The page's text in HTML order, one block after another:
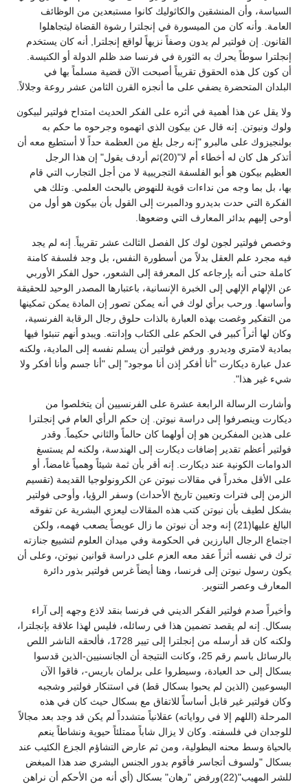
السياسة، وأن المنشقين والكاثوليك كانوا مستبعدين من الوظائف
العامة. وأنه كان من الميسورة في إنجلترا رشوة القضاة ليتجاهلوا
القانون. إن فولتير لم يدون وصفاً نزيهاً لواقع إنجلترا, أنه كان يستخدم
إنجلترا سوطاً يحرك به الثورة في فرنسا ضد ظلم الدولة أو الكنيسة.
أن كون كل هذه الحقوق تقريباً أصبحت الآن قضية مسلماً بها في
البلدان المتحضرة يضفي على ما أنجزه القرن الثامن عشر روعة وجلالاً.
ولا يقل عن هذا أهمية في أثره على الفكر الحديث امتداح فولتير لبيكون
ولوك ونيوتن. إنه قال عن بيكون الذي اتهموه وجرحوه ما حكم به
بولنجيزوك على مالبرو "إنه رجل بلغ من العظمة حداً لا أستطيع معه أن
أتذكر هل كان له أخطاء أم لا"(20)ثم أردف يقول" إن هذا الرجل
العظيم بيكون هو أبو الفلسفة التجريبية لا من أجل التجارب التي قام
بها، بل بما وجه من نداءات قوية للنهوض بالبحث العلمي. وتلك هي
الفكرة التي حدت بديدرو ودالمبرت إلى القول بأن بيكون هو أول من
أوحى إليهم بدائر المعارف التي وضعوها.
وخصص فولتير لجون لوك كل الفصل الثالث عشر تقريباً. إنه لم يجد
فيه مجرد علم العقل بدلاً من أسطورة النفس، بل وجد فلسفة كامنة
كاملة حتى أنه بإرجاعه كل المعرفة إلى الشعور، حول الفكر الأوربي
عن الإلهام الإلهي إلى الخبرة الإنسانية، باعتبارها المصدر الوحيد للحقيقة
وأساسها. ورحب برأي لوك في أنه يمكن تصور إن المادة يمكن تمكينها
من التفكير وغصت بهذه العبارة بالذات حلوق رجال الرقابة الفرنسية،
وكان لها أثراً كبير في الحكم على الكتاب وإدانته. ويبدو أنهم تنبئوا فيها
بمادية لامتري وديدرو. ورفض فولتير أن يسلم نفسه إلى المادية، ولكنه
عدل عبارة ديكارت "أنا أفكر إذن أنا موجود" إلى "أنا جسم وأنا أفكر ولا
شيء غير هذا".
وأشارت الرسالة الرابعة عشرة على الفرنسيين أن يتخلصوا من
ديكارت وينصرفوا إلى دراسة نيوتن. إن حكم الرأي العام في إنجلترا
على هذين المفكرين هو إن أولهما كان حالماً والثاني حكيماً. وقدر
فولتير أعظم تقدير إضافات ديكارت إلى الهندسة، ولكنه لم يستسغ
الدوامات الكونية عند ديكارت. إنه أقر بأن ثمة شيئاً وهمياً غامضاً، أو
على الأقل مخدراً في مقالات نيوتن عن الكرونولوجيا القديمة (تقسيم
الزمن إلى فترات وتعيين تاريخ الأحداث) وسفر الرؤيا، وأوحى فولتير
بشكل لطيف بأن نيوتن كتب هذه المقالات ليعزي البشرية عن تفوقه
البالغ عليها(21) إنه وجد أن نيوتن ما زال عويصاً يصعب فهمه، ولكن
اجتماع الرجال البارزين في الحكومة وفي ميدان العلوم لتشييع جنازته
ترك في نفسه أثراً عقد معه العزم على دراسة قوانين نيوتن، وعلى أن
يكون رسول نيوتن إلى فرنسا، وهنا أيضاً غرس فولتير بذور دائرة
المعارف وعصر التنوير.
وأخيراً صدم فولتير الفكر الديني في فرنسا بنقد لاذع وجهه إلى آراء
بسكال. إنه لم يقصد تضمين هذا في رسائله، فليس لهذا علاقة بإنجلترا،
ولكنه كان قد أرسله من إنجلترا إلى تيير 1728، فألحقه الناشر اللص
بالرسائل باسم رقم 25، وكانت النتيجة أن الجانسنيين-الذين قدسوا
بسكال إلى حد العبادة، وسيطروا على برلمان باريس-، فاقوا الآن
اليسوعيين (الذين لم يحبوا بسكال قط) في استنكار فولتير وشجبه
وكان فولتير غير قابل أساساً للاتفاق مع بسكال حيث كان في هذه
المرحلة (اللهم إلا في رواياته) عقلانياً متشدداً لم يكن قد وجد بعد مجالاً
للوجدان في فلسفته. وكان لا يزال شاباً ممتلئاً حيوية ونشاطاً ينعم
بالحياة وسط محنه البطولية، ومن ثم عارض التشاؤم الجزع الكئيب عند
بسكال "ولسوف أتجاسر فأقوم بدور الجنس البشري ضد هذا المبغض
للشر المهيب"(22)ورفض "رهان" بسكال (أي أنه من الأحكم أن نراهن